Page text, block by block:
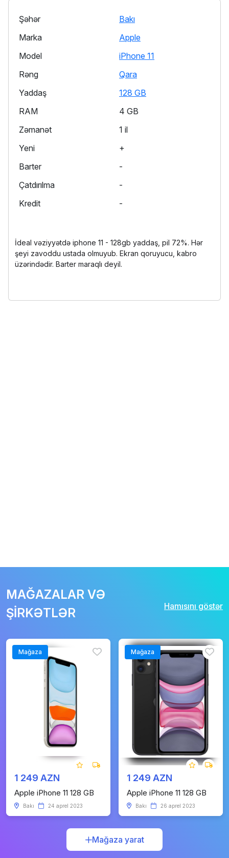
Şəhər
Bakı
Marka
Apple
Model
iPhone 11
Rəng
Qara
Yaddaş
128 GB
RAM
4 GB
Zəmanət
1 il
Yeni
+
Barter
-
Çatdırılma
-
Kredit
-
İdeal vəziyyətdə iphone 11 - 128gb yaddaş, pil 72%. Hər
şeyi zavoddu ustada olmuyub. Ekran qoruyucu, kabro
üzərindədir. Barter maraqlı deyil.
MAĞAZALAR VƏ
ŞİRKƏTLƏR
Hamısını göstər
Mağaza
1 249 AZN
Apple iPhone 11 128 GB
Bakı 24 aprel 2023
Mağaza
1 249 AZN
Apple iPhone 11 128 GB
Bakı 26 aprel 2023
Mağaza yarat